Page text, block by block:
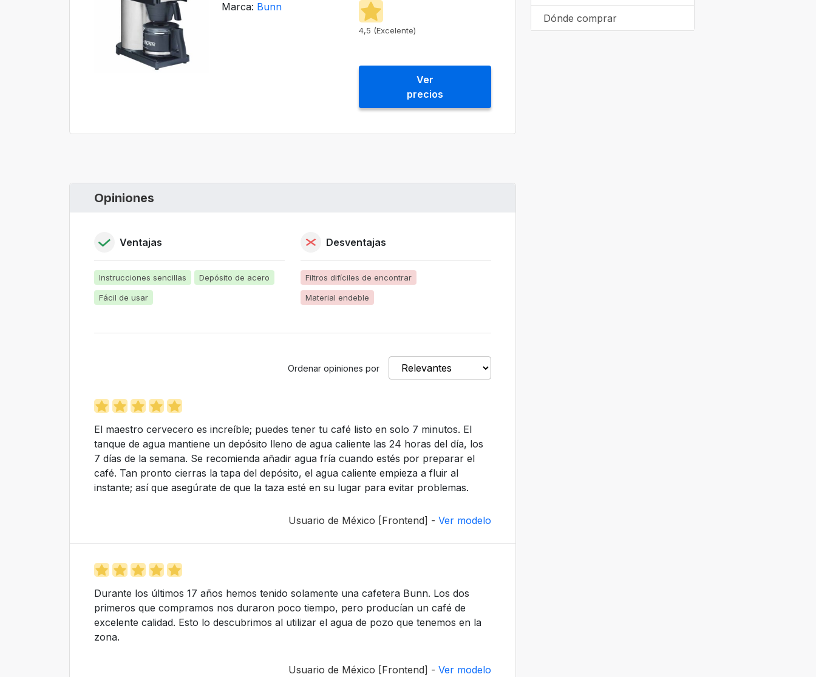
Dónde comprar
Marca: Bunn
4,5 (Excelente)
Ver
precios
Opiniones
Ventajas
Instrucciones sencillas Depósito de acero
Fácil de usar
Desventajas
Filtros difíciles de encontrar
Material endeble
Ordenar opiniones por
El maestro cervecero es increíble; puedes tener tu café listo en solo 7 minutos. El
tanque de agua mantiene un depósito lleno de agua caliente las 24 horas del día, los
7 días de la semana. Se recomienda añadir agua fría cuando estés por preparar el
café. Tan pronto cierras la tapa del depósito, el agua caliente empieza a fluir al
instante; así que asegúrate de que la taza esté en su lugar para evitar problemas.
Usuario de México [Frontend] - Ver modelo
Durante los últimos 17 años hemos tenido solamente una cafetera Bunn. Los dos
primeros que compramos nos duraron poco tiempo, pero producían un café de
excelente calidad. Esto lo descubrimos al utilizar el agua de pozo que tenemos en la
zona.
Usuario de México [Frontend] - Ver modelo